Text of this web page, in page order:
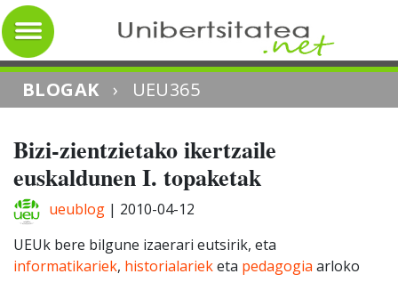
BLOGAK › UEU365
Bizi-zientzietako ikertzaile
euskaldunen I. topaketak
ueublog | 2010-04-12
UEUk bere bilgune izaerari eutsirik, eta
informatikariek, historialarieketa pedagogia arloko